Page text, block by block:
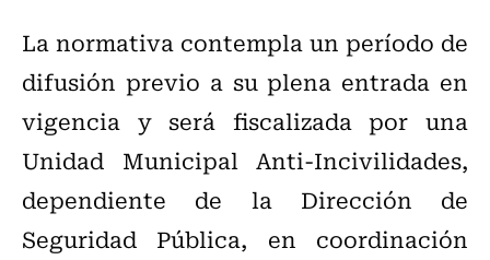
La normativa contempla un período de
difusión previo a su plena entrada en
vigencia y será fiscalizada por una
Unidad Municipal Anti-Incivilidades,
dependiente de la Dirección de
Seguridad Pública, en coordinación